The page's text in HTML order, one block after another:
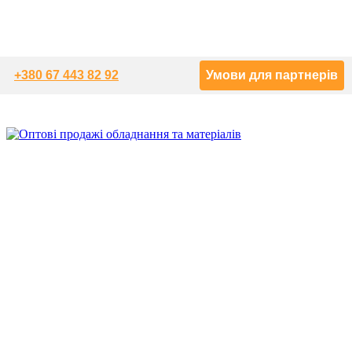
+380 67 443 82 92 Умови для партнерів